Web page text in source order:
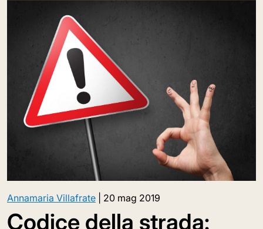
Annamaria Villafrate 20 mag 2019
Codice della strada: